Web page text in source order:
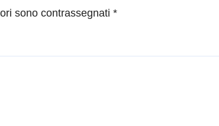
sono contrassegnati *